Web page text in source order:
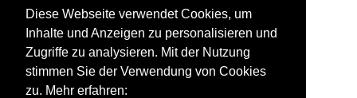
EC EuroCity-Züge
FLX Flixtrain-Züge
IC InterCity-Züge
Diese Webseite verwendet Cookies, um
Inhalte und Anzeigen zu personalisieren und
Zugriffe zu analysieren. Mit der Nutzung
stimmen Sie der Verwendung von Cookies
zu. Mehr erfahren: